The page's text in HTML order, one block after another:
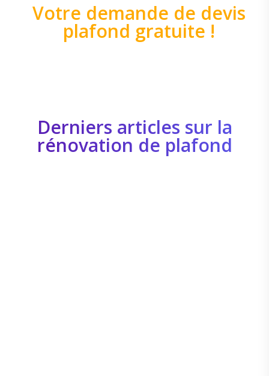
Votre demande de devis
plafond gratuite !
Derniers articles sur la
rénovation de plafond